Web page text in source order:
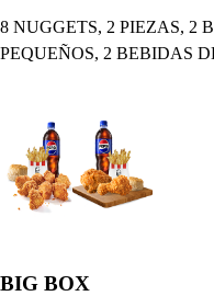
8 NUGGETS, 2 PIEZAS, 2
PEQUEÑOS, 2 BEBIDAS
BIG BOX